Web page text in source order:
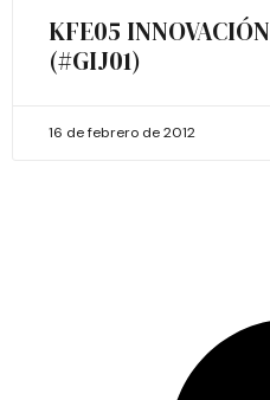
KFE05
(#GIJ01)
16 de febrero de 2012